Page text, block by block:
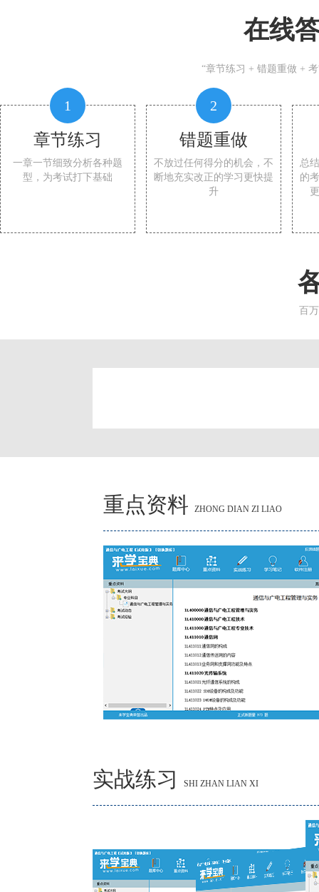
在线
“章节练习 + 错题重做 +
1
章节练习
一章一节细致分析各种题
型，为考试打下基础
2
错题重做
不放过任何得分的机会，不
断地充实改正的学习更快提
升
总
的
百
重点资料 ZHONG DIAN ZI LIAO
实战练习 SHI ZHAN LIAN XI